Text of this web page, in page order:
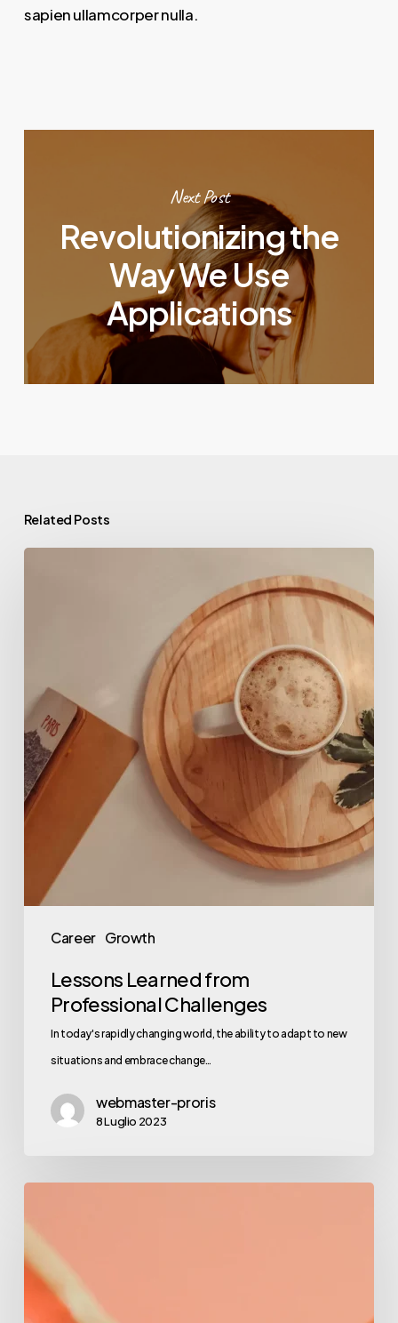
sapien ullamcorper nulla.
Next Post
Revolutionizing the
Way We Use
Applications
Related Posts
Career Growth
Lessons Learned from
Professional Challenges
In today's rapidly changing world, the ability to adapt to new
situations and embrace change…
webmaster-proris
8 Luglio 2023
and
Updates
from